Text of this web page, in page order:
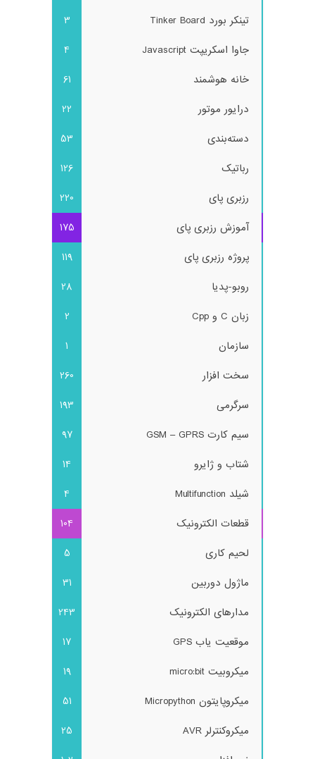
تینکر بورد Tinker Board
3
جاوا اسکریپت Javascript
4
خانه هوشمند
61
درایور موتور
22
دسته‌بندی
53
رباتیک
126
رزبری پای
220
آموزش رزبری پای
175
پروژه رزبری پای
119
روبو-پدیا
28
زبان C و Cpp
2
سازمان
1
سخت افزار
260
سرگرمی
193
سیم کارت GSM – GPRS
97
شتاب و ژایرو
14
شیلد Multifunction
4
قطعات الکترونیک
104
لحیم کاری
5
ماژول دوربین
31
مدارهای الکترونیک
243
موقعیت یاب GPS
17
میکروبیت micro:bit
19
میکروپایتون Micropython
51
میکروکنترلر AVR
25